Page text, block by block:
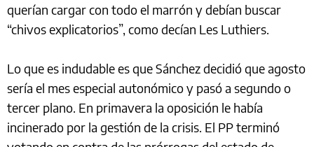
querían cargar con todo el marrón y debían buscar
“chivos explicatorios”, como decían Les Luthiers.
Lo que es indudable es que Sánchez decidió que agosto
sería el mes especial autonómico y pasó a segundo o
tercer plano. En primavera la oposición le había
incinerado por la gestión de la crisis. El PP terminó